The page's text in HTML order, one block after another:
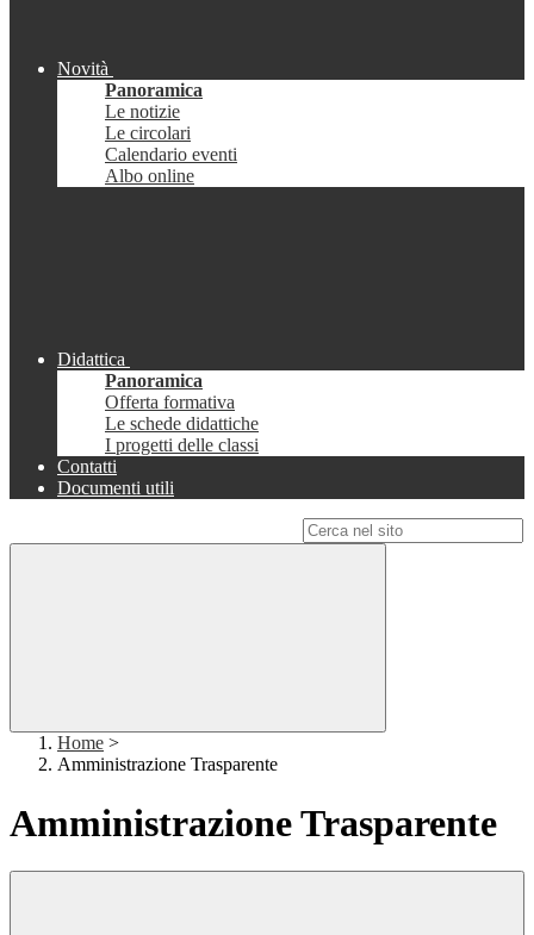
Novità
Panoramica
Le notizie
Le circolari
Calendario eventi
Albo online
Didattica
Panoramica
Offerta formativa
Le schede didattiche
I progetti delle classi
Contatti
Documenti utili
Home >
Amministrazione Trasparente
Amministrazione Trasparente